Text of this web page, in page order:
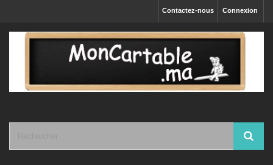
Connexion
Contactez-nous